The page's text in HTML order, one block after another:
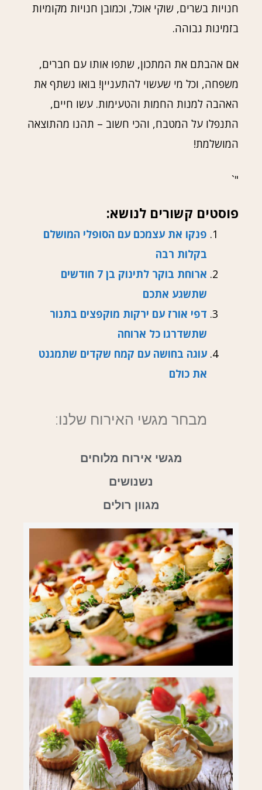
חנויות בשרים, שוקי אוכל, וכמובן חנויות מקומיות
בזמינות גבוהה.
אם אהבתם את המתכון, שתפו אותו עם חברים,
משפחה, וכל מי שעשוי להתעניין! בואו נשתף את
האהבה למנות החמות והטעימות. עשו חיים,
התנפלו על המטבח, והכי חשוב – תהנו מהתוצאה
המושלמת!
"`
פוסטים קשורים לנושא:
פנקו את עצמכם עם הסופלי המושלם
בקלות רבה
ארוחת בוקר לתינוק בן 7 חודשים
שתשגע אתכם
דפי אורז עם ירקות מוקפצים בתנור
שתשדרגו כל ארוחה
עוגה בחושה עם קמח שקדים שתמגנט
את כולם
מבחר מגשי האירוח שלנו:
מגשי אירוח מלוחים
נשנושים
מגוון רולים